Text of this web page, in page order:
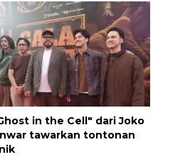
in the Cell" dari Joko
tawarkan tontonan